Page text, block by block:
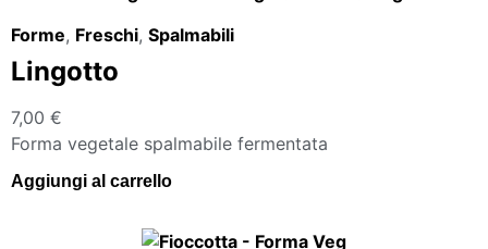
Forme, Freschi, Spalmabili
Lingotto
7,00 €
Forma vegetale spalmabile fermentata
Aggiungi al carrello